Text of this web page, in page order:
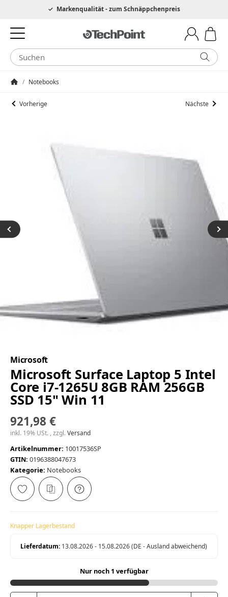
Hotline 0049 6205 3079975Markenqualität - zum Schnäppchenpreis
/ Notebooks
Vorherige Nächste
Microsoft
Microsoft Surface Laptop 5 Intel
Core i7-1265U 8GB RAM 256GB
SSD 15" Win 11
921,98 €
inkl. 19% USt. , zzgl.Versand
Artikelnummer: 10017536SP
GTIN: 0196388047673
Kategorie: Notebooks
Knapper Lagerbestand
Lieferdatum: 13.08.2026 - 15.08.2026(DE - Ausland abweichend)
Nur noch 1 verfügbar